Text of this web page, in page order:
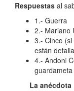
Respuestas al
1.- Guerra
2.- Mariano
3.- Cinco
están
4.- Andoni
La anécdota